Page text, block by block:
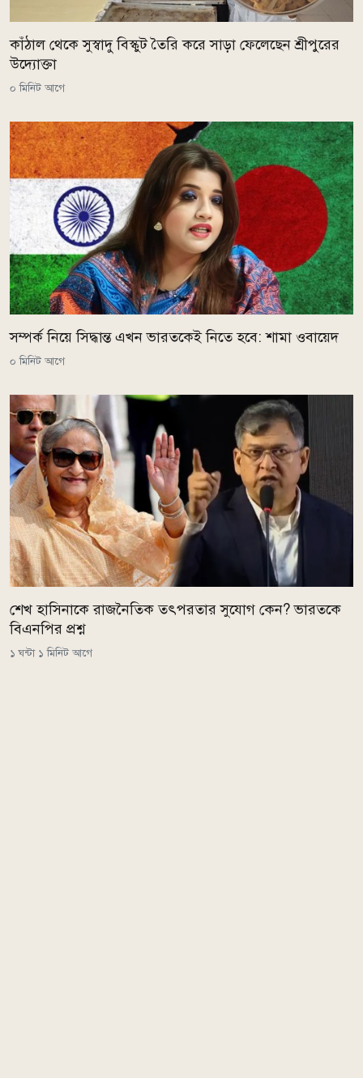
কাঁঠাল থেকে সুস্বাদু বিস্কুট তৈরি করে সাড়া ফেলেছেন শ্রীপুরের
উদ্যোক্তা
০ মিনিট আগে
সম্পর্ক নিয়ে সিদ্ধান্ত এখন ভারতকেই নিতে হবে: শামা ওবায়েদ
০ মিনিট আগে
শেখ হাসিনাকে রাজনৈতিক তৎপরতার সুযোগ কেন? ভারতকে
বিএনপির প্রশ্ন
১ ঘন্টা ১ মিনিট আগে